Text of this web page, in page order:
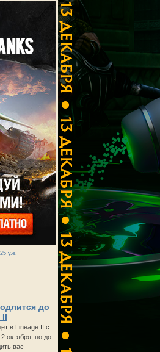
у.е.
до
II
в Lineage II с
октября, но до
вас